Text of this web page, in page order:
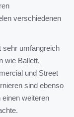
verschiedenen
sehr umfangreich
wie Ballett,
und Street
sind ebenso
weiteren